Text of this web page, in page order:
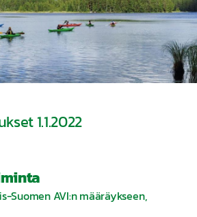
1.1.2022
Suomen AVI:n määräykseen,